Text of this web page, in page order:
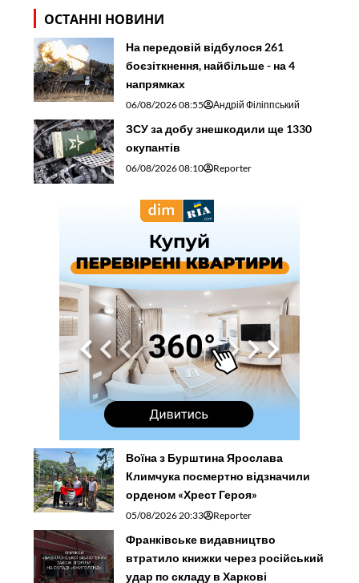
ОСТАННІ НОВИНИ
На передовій відбулося 261
боєзіткнення, найбільше - на 4
напрямках
06/08/2026 08:55 Андрій Філіппський
ЗСУ за добу знешкодили ще 1330
окупантів
06/08/2026 08:10 Reporter
Воїна з Бурштина Ярослава
Климчука посмертно відзначили
орденом «Хрест Героя»
05/08/2026 20:33 Reporter
Франківське видавництво
втратило книжки через російський
удар по складу в Харкові